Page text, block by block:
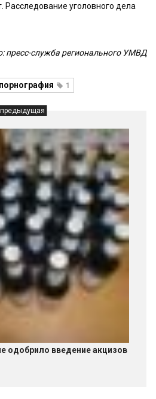
Расследование уголовного дела
пресс-служба регионального УМВД
порнография 1
предыдущая
одобрило введение акцизов